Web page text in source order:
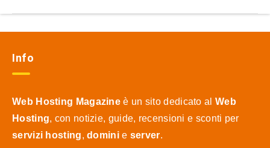
Info
Web Hosting Magazine è un sito dedicato al Web
Hosting, con notizie, guide, recensioni e sconti per
servizi hosting,dominie server.